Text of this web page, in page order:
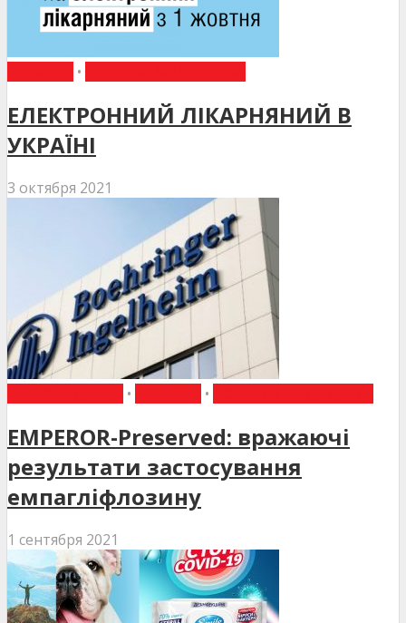
•
ЕЛЕКТРОННИЙ ЛІКАРНЯНИЙ В
УКРАЇНІ
3 октября 2021
• •
EMPEROR-Preserved: вражаючі
результати застосування
емпагліфлозину
1 сентября 2021